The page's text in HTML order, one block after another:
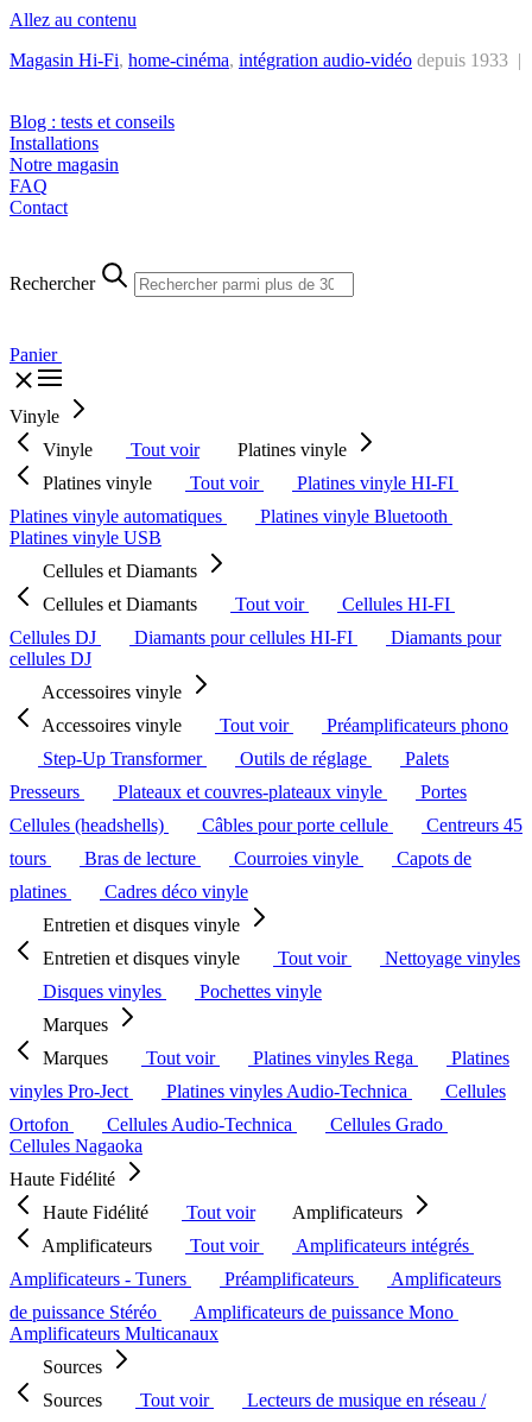
Allez au contenu
Magasin Hi-Fi, home-cinéma, intégration audio-vidéo depuis 1933 |
Blog : tests et conseils
Installations
Notre magasin
FAQ
Contact
Rechercher
Panier
Vinyle
Vinyle
Tout voir
Platines vinyle
Platines vinyle
Tout voir
Platines vinyle HI-FI
Platines vinyle automatiques
Platines vinyle Bluetooth
Platines vinyle USB
Cellules et Diamants
Cellules et Diamants
Tout voir
Cellules HI-FI
Cellules DJ
Diamants pour cellules HI-FI
Diamants pour
cellules DJ
Accessoires vinyle
Accessoires vinyle
Tout voir
Préamplificateurs phono
Step-Up Transformer
Outils de réglage
Palets
Presseurs
Plateaux et couvres-plateaux vinyle
Portes
Cellules (headshells)
Câbles pour porte cellule
Centreurs 45
tours
Bras de lecture Courroies vinyle
Capots de
platines
Cadres déco vinyle
Entretien et disques vinyle
Entretien et disques vinyle
Tout voir
Nettoyage vinyles
Disques vinyles
Pochettes vinyle
Marques
Marques
Tout voir Platines vinyles Rega
Platines
vinyles Pro-Ject
Platines vinyles Audio-Technica
Cellules
Ortofon
Cellules Audio-Technica
Cellules Grado
Cellules Nagaoka
Haute Fidélité
Haute Fidélité
Tout voir
Amplificateurs
Amplificateurs
Tout voir
Amplificateurs intégrés
Amplificateurs - Tuners
Préamplificateurs
Amplificateurs
de puissance Stéréo
Amplificateurs de puissance Mono
Amplificateurs Multicanaux
Sources
Sources
Tout voir
Lecteurs de musique en réseau /